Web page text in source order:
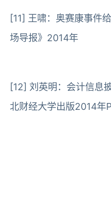
[11] 王啸：奥赛康事件
场导报》2014年
[12] 刘英明：会计信息
北财经大学出版2014年